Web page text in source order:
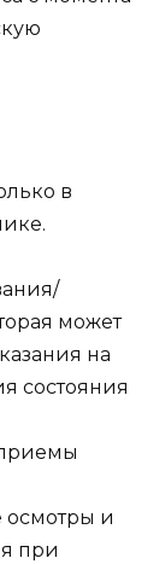
в
может
на
состояния
и
при